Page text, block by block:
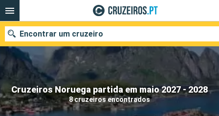
Cruzeiros Noruega partida em maio 2027 - 2028
8 cruzeiros encontrados
Encontrar um cruzeiro
Quando ir?
Data de partida